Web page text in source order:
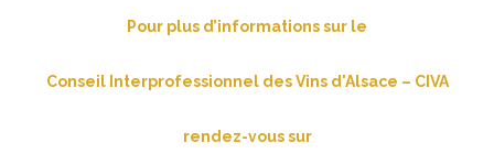
Pour plus d’informations sur le
Conseil Interprofessionnel des Vins d'Alsace – CIVA
rendez-vous sur